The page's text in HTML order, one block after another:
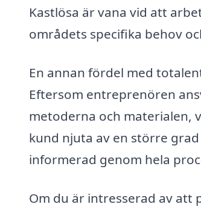
Kastlösa är vana vid att
områdets specifika behov
En annan fördel med
Eftersom entreprenören
metoderna och materialen,
kund njuta av en större
informerad genom hela
Om du är intresserad av att